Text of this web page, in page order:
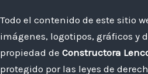
Todo el contenido de este sitio
imágenes, logotipos, gráficos y
propiedad de Constructora
protegido por las leyes de